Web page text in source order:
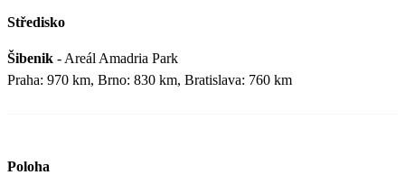
Středisko
Šibenik - Areál Amadria Park
Praha: 970 km, Brno: 830 km, Bratislava: 760 km
Poloha